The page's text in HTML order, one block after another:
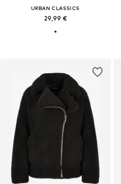
URBAN CLASSICS
29,99 €